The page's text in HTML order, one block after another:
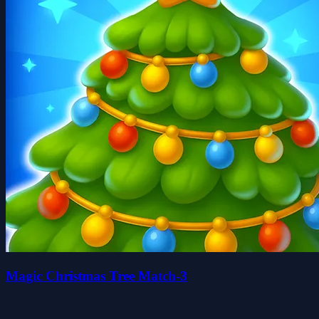
Magic Christmas Tree Match-3